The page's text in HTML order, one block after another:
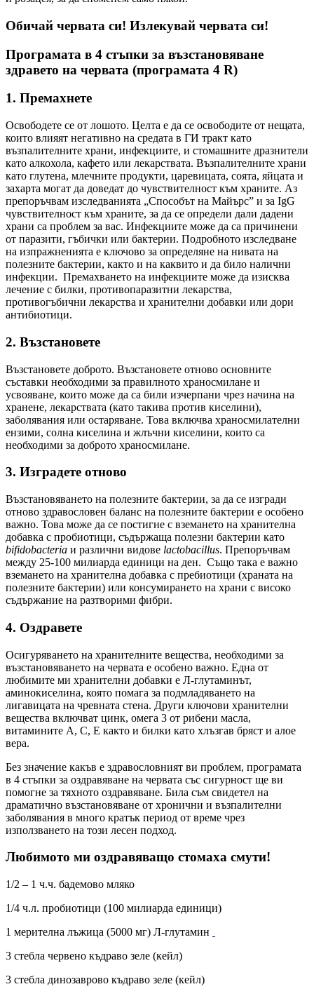
Обичай червата си! Излекувай червата си!
Програмата в 4 стъпки за възстановяване
здравето на червата (програмата 4 R)
1. Премахнете
Освободете се от лошото. Целта е да се освободите от нещата,
които влияят негативно на средата в ГИ тракт като
възпалителните храни, инфекциите, и стомашните дразнители
като алкохола, кафето или лекарствата. Възпалителните храни
като глутена, млечните продукти, царевицата, соята, яйцата и
захарта могат да доведат до чувствителност към храните. Аз
препоръчвам изследванията „Способът на Майърс” и за IgG
чувствителност към храните, за да се определи дали дадени
храни са проблем за вас. Инфекциите може да са причинени
от паразити, гъбички или бактерии. Подробното изследване
на изпражненията е ключово за определяне на нивата на
полезните бактерии, както и на каквито и да било налични
инфекции. Премахването на инфекциите може да изисква
лечение с билки, противопаразитни лекарства,
противогъбични лекарства и хранителни добавки или дори
антибиотици.
2. Възстановете
Възстановете доброто. Възстановете отново основните
съставки необходими за правилното храносмилане и
усвояване, които може да са били изчерпани чрез начина на
хранене, лекарствата (като такива против киселини),
заболявания или остаряване. Това включва храносмилателни
ензими, солна киселина и жлъчни киселини, които са
необходими за доброто храносмилане.
3. Изградете отново
Възстановяването на полезните бактерии, за да се изгради
отново здравословен баланс на полезните бактерии е особено
важно. Това може да се постигне с вземането на хранителна
добавка с пробиотици, съдържаща полезни бактерии като
bifidobacteria и различни видове lactobacillus. Препоръчвам
между 25-100 милиарда единици на ден. Също така е важно
вземането на хранителна добавка с пребиотици (храната на
полезните бактерии) или консумирането на храни с високо
съдържание на разтворими фибри.
4. Оздравете
Осигуряването на хранителните вещества, необходими за
възстановяването на червата е особено важно. Една от
любимите ми хранителни добавки е Л-глутаминът,
аминокиселина, която помага за подмладяването на
лигавицата на чревната стена. Други ключови хранителни
вещества включват цинк, омега 3 от рибени масла,
витамините A, C, E както и билки като хлъзгав бряст и алое
вера.
Без значение какъв е здравословният ви проблем, програмата
в 4 стъпки за оздравяване на червата със сигурност ще ви
помогне за тяхното оздравяване. Била съм свидетел на
драматично възстановяване от хронични и възпалителни
заболявания в много кратък период от време чрез
използването на този лесен подход.
Любимото ми оздравяващо стомаха смути!
1/2 – 1 ч.ч. бадемово мляко
1/4 ч.л. пробиотици (100 милиарда единици)
1 мерителна лъжица (5000 мг) Л-глутамин
3 стебла червено къдраво зеле (кейл)
3 стебла динозаврово къдраво зеле (кейл)